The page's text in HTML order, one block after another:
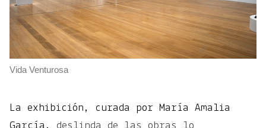
Vida Venturosa
La exhibición, curada por María Amalia